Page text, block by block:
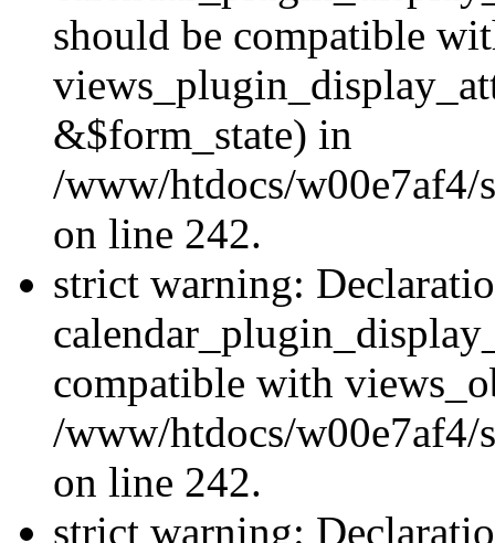
should be compatible
&$form_state) in
/www/htdocs/w00e7af4/
on line 242.
strict warning:
compatible with
/www/htdocs/w00e7af4/
on line 242.
strict warning: